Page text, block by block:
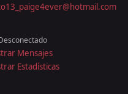
Mensajes
Estadísticas